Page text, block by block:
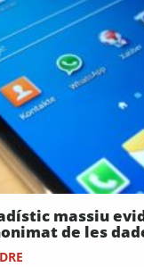
massiu
de les